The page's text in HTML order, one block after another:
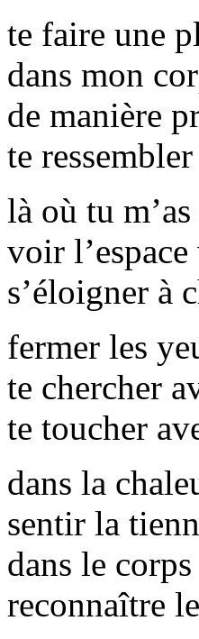
te faire une
dans mon
de manière
te ressembler
là où tu
voir
s’éloigner à
fermer les
te chercher
te toucher
dans la
sentir la
dans le
reconnaître